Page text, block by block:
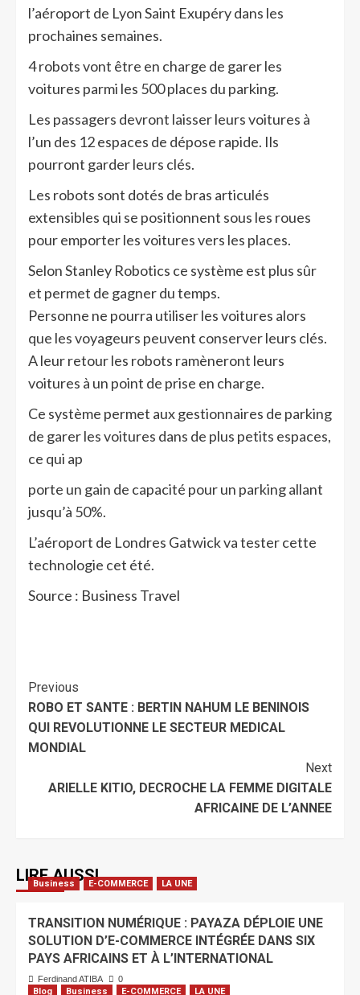
l’aéroport de Lyon Saint Exupéry dans les
prochaines semaines.
4 robots vont être en charge de garer les
voitures parmi les 500 places du parking.
Les passagers devront laisser leurs voitures à
l’un des 12 espaces de dépose rapide. Ils
pourront garder leurs clés.
Les robots sont dotés de bras articulés
extensibles qui se positionnent sous les roues
pour emporter les voitures vers les places.
Selon Stanley Robotics ce système est plus sûr
et permet de gagner du temps.
Personne ne pourra utiliser les voitures alors
que les voyageurs peuvent conserver leurs clés.
A leur retour les robots ramèneront leurs
voitures à un point de prise en charge.
Ce système permet aux gestionnaires de parking
de garer les voitures dans de plus petits espaces,
ce qui ap
porte un gain de capacité pour un parking allant
jusqu’à 50%.
L’aéroport de Londres Gatwick va tester cette
technologie cet été.
Source : Business Travel
Previous
ROBO ET SANTE : BERTIN NAHUM LE BENINOIS
QUI REVOLUTIONNE LE SECTEUR MEDICAL
MONDIAL
Next
ARIELLE KITIO, DECROCHE LA FEMME DIGITALE
AFRICAINE DE L’ANNEE
LIRE AUSSI
Business E-COMMERCE LA UNE
TRANSITION NUMÉRIQUE : PAYAZA DÉPLOIE UNE
SOLUTION D’E-COMMERCE INTÉGRÉE DANS SIX
PAYS AFRICAINS ET À L’INTERNATIONAL
Ferdinand ATIBA 0
Blog Business E-COMMERCE LA UNE